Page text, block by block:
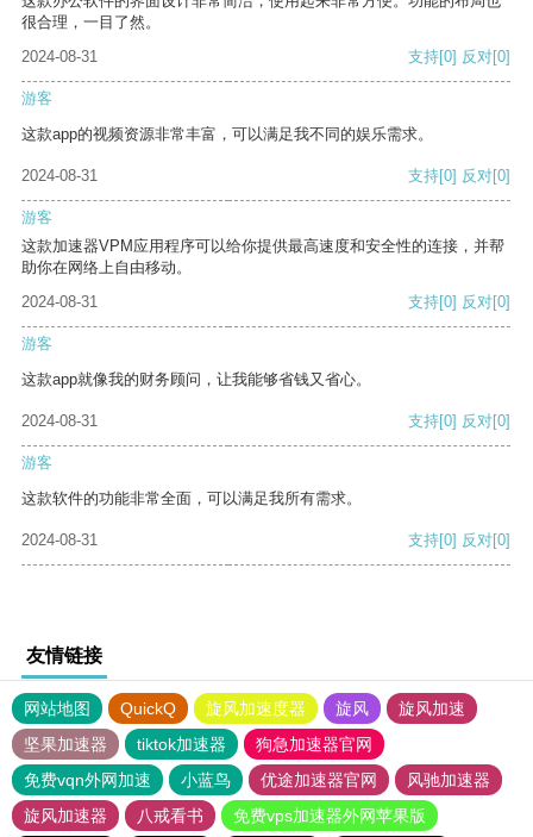
很合理，一目了然。
2024-08-31
支持[0] 反对[0]
游客
这款app的视频资源非常丰富，可以满足我不同的娱乐需求。
2024-08-31 支持[0] 反对[0]
游客
这款加速器VPM应用程序可以给你提供最高速度和安全性的连接，并帮
助你在网络上自由移动。
2024-08-31
支持[0] 反对[0]
游客
这款app就像我的财务顾问，让我能够省钱又省心。
2024-08-31 支持[0] 反对[0]
游客
这款软件的功能非常全面，可以满足我所有需求。
2024-08-31 支持[0] 反对[0]
友情链接
网站地图 QuickQ 旋风加速度器 旋风
旋风加速
坚果加速器
tiktok加速器
狗急加速器官网
免费vqn外网加速
小蓝鸟 优途加速器官网
风驰加速器
旋风加速器
八戒看书 免费vps加速器外网苹果版